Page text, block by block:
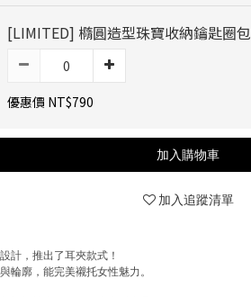
[LIMITED] 橢圓造型珠寶收納鑰匙圈包
優惠價 NT$790
加入購物車
加入追蹤清單
計，推出了耳夾款式！
輪廓，能完美襯托女性魅力。